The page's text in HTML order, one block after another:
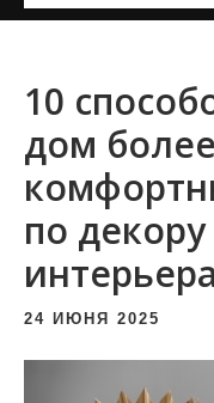
10
дом
по
интерьера
24 ИЮНЯ 2025